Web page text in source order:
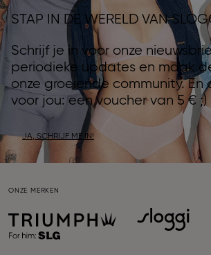
STAP IN DE WERELD VAN
Schrijf je in voor onze
periodieke updates en maak
onze groeiende community.
voor jou: een voucher van 5 € ;)
JA, SCHRIJF ME IN!
ONZE MERKEN